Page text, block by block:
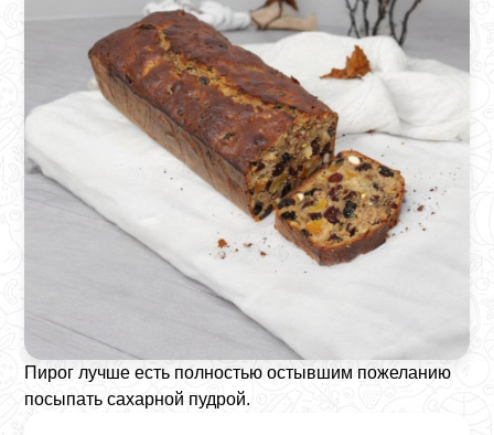
Пирог лучше есть полностью остывшим пожеланию
посыпать сахарной пудрой.